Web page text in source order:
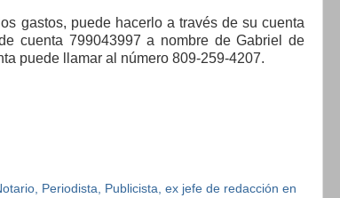
gastos, puede hacerlo a través de su cuenta
cuenta 799043997 a nombre de Gabriel de
puede llamar al número 809-259-4207.
Periodista, Publicista, ex jefe de redacción en